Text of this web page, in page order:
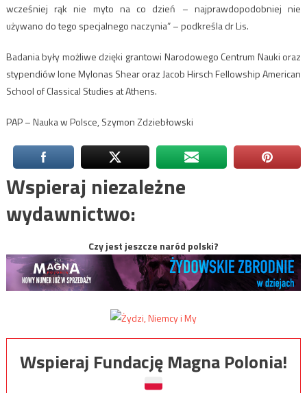
wcześniej rąk nie myto na co dzień – najprawdopodobniej nie
używano do tego specjalnego naczynia” – podkreśla dr Lis.
Badania były możliwe dzięki grantowi Narodowego Centrum Nauki oraz
stypendiów Ione Mylonas Shear oraz Jacob Hirsch Fellowship American
School of Classical Studies at Athens.
PAP – Nauka w Polsce, Szymon Zdziebłowski
Wspieraj niezależne
wydawnictwo:
Czy jest jeszcze naród polski?
Wspieraj Fundację Magna Polonia!